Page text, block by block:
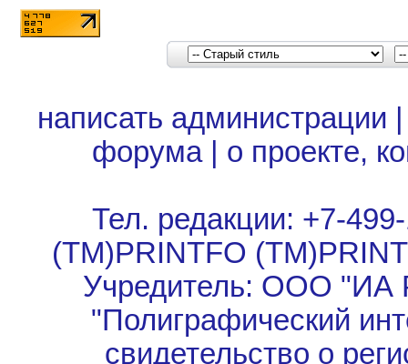
написать администрации
форума| о проекте,
Тел. редакции: +7-
(TM)PRINTFO
Учредитель: ООО "ИА
"Полиграфический
свидетельство о